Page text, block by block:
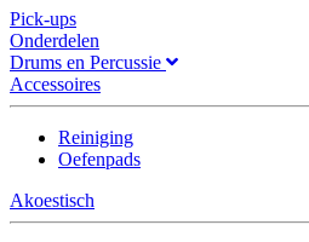
Pick-ups
Onderdelen
Drums en Percussie
Accessoires
Reiniging
Oefenpads
Akoestisch